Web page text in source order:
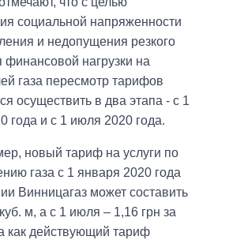
социальной напряженности
и недопущения резкого
финансовой нагрузки на
газа пересмотр тарифов
осуществить в два этапа - с 1
года и с 1 июля 2020 года.
новый тариф на услуги по
газа с 1 января 2020 года
Винницагаз может составить
м, а с 1 июля – 1,16 грн за
как действующий тариф